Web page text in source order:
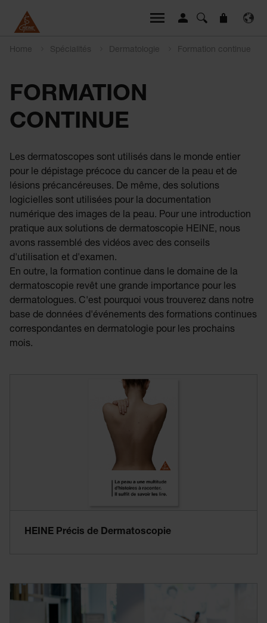
Home Spécialités Dermatologie Formation continue
FORMATION
CONTINUE
Les dermatoscopes sont utilisés dans le monde entier
pour le dépistage précoce du cancer de la peau et de
lésions précancéreuses. De même, des solutions
logicielles sont utilisées pour la documentation
numérique des images de la peau. Pour une introduction
pratique aux solutions de dermatoscopie HEINE, nous
avons rassemblé des vidéos avec des conseils
d'utilisation et d'examen.
En outre, la formation continue dans le domaine de la
dermatoscopie revêt une grande importance pour les
dermatologues. C'est pourquoi vous trouverez dans notre
base de données d'événements des formations continues
correspondantes en dermatologie pour les prochains
mois.
HEINE Précis de Dermatoscopie